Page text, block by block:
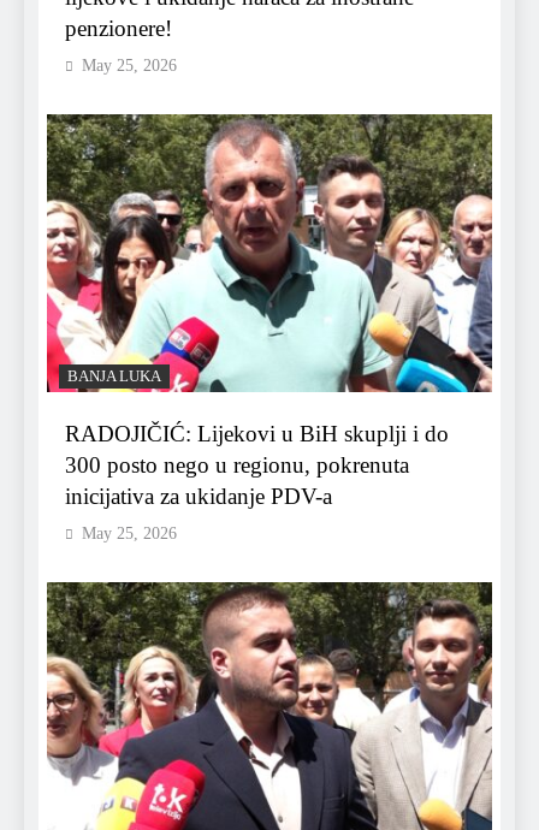
penzionere!
May 25, 2026
BANJA LUKA
RADOJIČIĆ: Lijekovi u BiH skuplji i do
300 posto nego u regionu, pokrenuta
inicijativa za ukidanje PDV-a
May 25, 2026